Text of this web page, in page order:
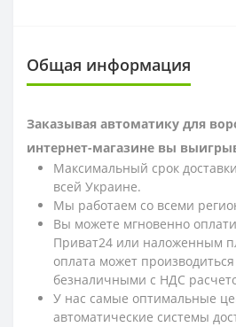
Общая информация
Заказывая автоматику для
интернет-магазине вы
Максимальный срок
всей Украине.
Мы работаем со всеми
Вы можете мгновенно
Приват24 или наложенным
оплата может
безналичными с НДС
У нас самые оптимальные
автоматические системы